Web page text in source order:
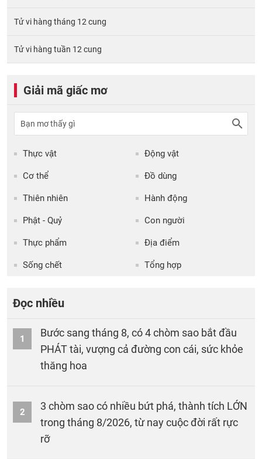
Tử vi hàng tháng 12 cung
Tử vi hàng tuần 12 cung
Giải mã giấc mơ
Thực vật Động vật
Cơ thể Đồ dùng
Thiên nhiên Hành động
Phật - Quỷ Con người
Thực phẩm Địa điểm
Sống chết Tổng hợp
Đọc nhiều
1
Bước sang tháng 8, có 4 chòm sao bắt đầu
PHÁT tài, vượng cả đường con cái, sức khỏe
thăng hoa
2
3 chòm sao có nhiều bứt phá, thành tích LỚN
trong tháng 8/2026, từ nay cuộc đời rất rực
rỡ